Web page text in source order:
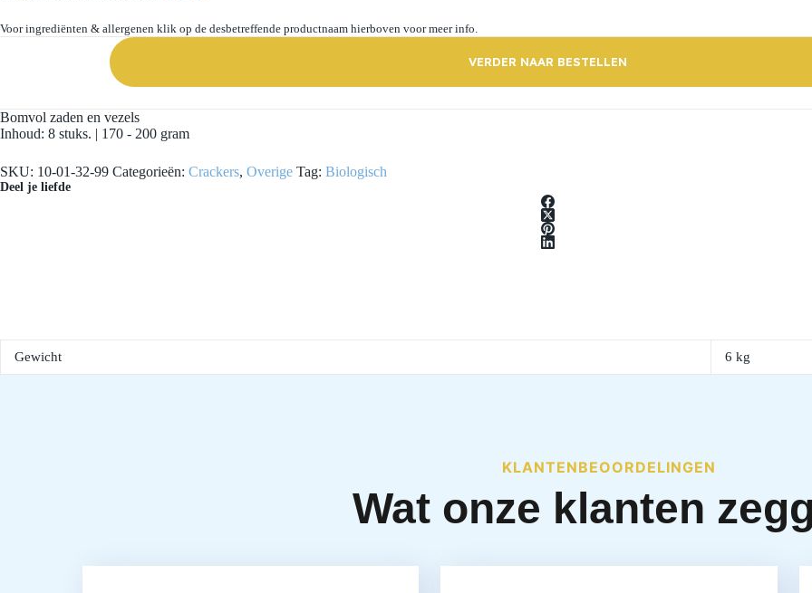
Voor ingrediënten & allergenen klik op de desbetreffende productnaam hierboven voor meer info.
VERDER NAAR BESTELLEN
Bomvol zaden en vezels
Inhoud: 8 stuks. | 170 - 200 gram
SKU: 10-01-32-99 Categorieën: Crackers, Overige Tag: Biologisch
Deel je liefde
Gewicht 6 kg
KLANTENBEOORDELINGEN
Wat onze klanten